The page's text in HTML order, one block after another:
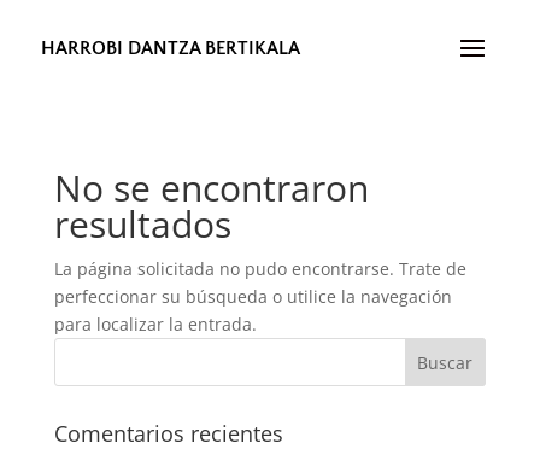
HARROBI DANTZA BERTIKALA
No se encontraron
resultados
La página solicitada no pudo encontrarse. Trate de
perfeccionar su búsqueda o utilice la navegación
para localizar la entrada.
Comentarios recientes